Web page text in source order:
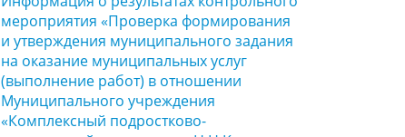
мероприятия «Проверка формирования
и утверждения муниципального задания
на оказание муниципальных услуг
(выполнение работ) в отношении
Муниципального учреждения
«Комплексный подростково-